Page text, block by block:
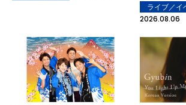
ライブ／イ
2026.08.06